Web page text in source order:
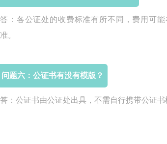
答：各公证处的收费标准有所不同，费用可
准。
问题六：公证书有没有模版？
答：公证书由公证处出具，不需自行携带公证书